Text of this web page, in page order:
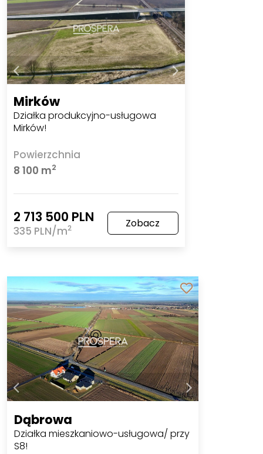
Mirków
Działka produkcyjno-usługowa
Mirków!
Powierzchnia
8 100 m2
2 713 500 PLN
335 PLN/m2 Zobacz
Dąbrowa
Działka mieszkaniowo-usługowa/ przy
S8!